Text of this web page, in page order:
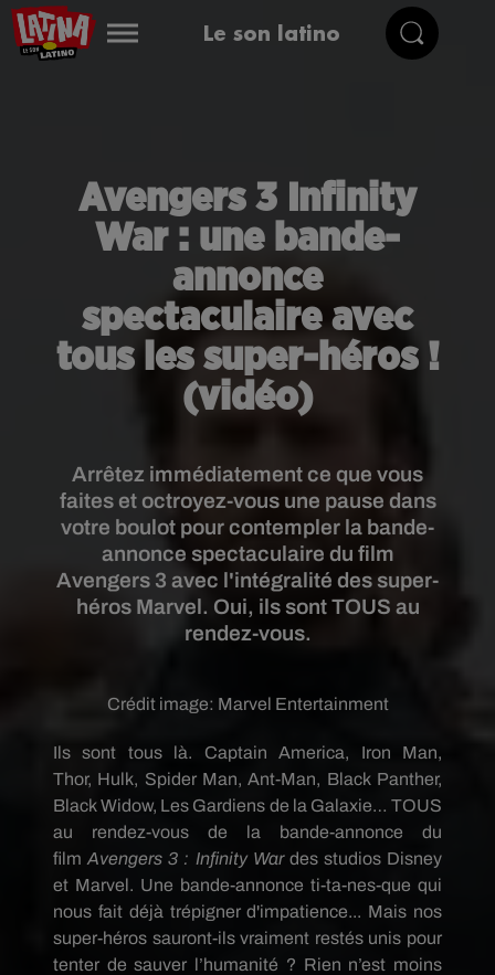
Le son latino
Avengers 3 Infinity
War : une bande-
annonce
spectaculaire avec
tous les super-héros !
(vidéo)
Arrêtez immédiatement ce que vous
faites et octroyez-vous une pause dans
votre boulot pour contempler la bande-
annonce spectaculaire du film
Avengers 3 avec l'intégralité des super-
héros Marvel. Oui, ils sont TOUS au
rendez-vous.
Crédit image: Marvel Entertainment
Ils sont tous là. Captain America, Iron
Man,
Thor, Hulk, Spider Man, Ant-Man, Black Panther,
BlackWidow, Les Gardiens de la Galaxie… TOUS
au rendez-vous de la bande-annonce du
film Avengers 3 : Infinity War des studios Disney
et Marvel. Une bande-annonce ti-ta-nes-que qui
nous fait déjà trépigner d'impatience... Mais nos
super-héros sauront-ils vraiment restés unis pour
tenter de sauver l’humanité ? Rien n’est moins